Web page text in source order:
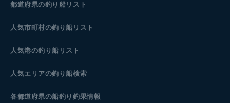
都道府県の釣り船リスト
人気市町村の釣り船リスト
人気港の釣り船リスト
人気エリアの釣り船検索
各都道府県の船釣り釣果情報